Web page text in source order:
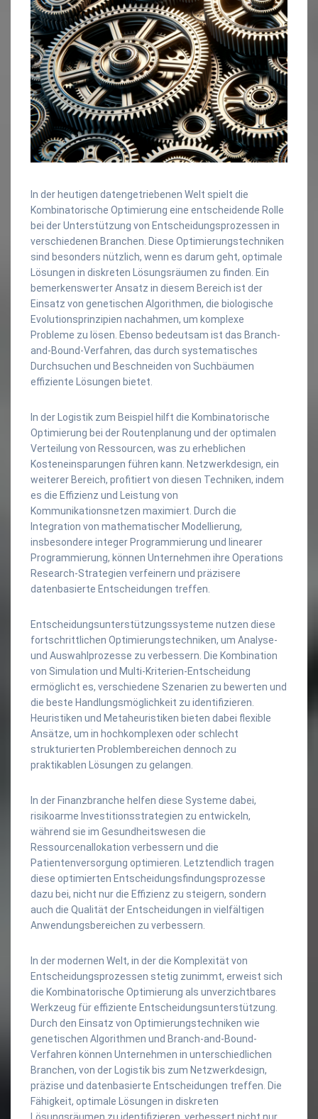
In der heutigen datengetriebenen Welt spielt die
Kombinatorische Optimierung eine entscheidende Rolle
bei der Unterstützung von Entscheidungsprozessen in
verschiedenen Branchen. Diese Optimierungstechniken
sind besonders nützlich, wenn es darum geht, optimale
Lösungen in diskreten Lösungsräumen zu finden. Ein
bemerkenswerter Ansatz in diesem Bereich ist der
Einsatz von genetischen Algorithmen, die biologische
Evolutionsprinzipien nachahmen, um komplexe
Probleme zu lösen. Ebenso bedeutsam ist das Branch-
and-Bound-Verfahren, das durch systematisches
Durchsuchen und Beschneiden von Suchbäumen
effiziente Lösungen bietet.
In der Logistik zum Beispiel hilft die Kombinatorische
Optimierung bei der Routenplanung und der optimalen
Verteilung von Ressourcen, was zu erheblichen
Kosteneinsparungen führen kann. Netzwerkdesign, ein
weiterer Bereich, profitiert von diesen Techniken, indem
es die Effizienz und Leistung von
Kommunikationsnetzen maximiert. Durch die
Integration von mathematischer Modellierung,
insbesondere integer Programmierung und linearer
Programmierung, können Unternehmen ihre Operations
Research-Strategien verfeinern und präzisere
datenbasierte Entscheidungen treffen.
Entscheidungsunterstützungssysteme nutzen diese
fortschrittlichen Optimierungstechniken, um Analyse-
und Auswahlprozesse zu verbessern. Die Kombination
von Simulation und Multi-Kriterien-Entscheidung
ermöglicht es, verschiedene Szenarien zu bewerten und
die beste Handlungsmöglichkeit zu identifizieren.
Heuristiken und Metaheuristiken bieten dabei flexible
Ansätze, um in hochkomplexen oder schlecht
strukturierten Problembereichen dennoch zu
praktikablen Lösungen zu gelangen.
In der Finanzbranche helfen diese Systeme dabei,
risikoarme Investitionsstrategien zu entwickeln,
während sie im Gesundheitswesen die
Ressourcenallokation verbessern und die
Patientenversorgung optimieren. Letztendlich tragen
diese optimierten Entscheidungsfindungsprozesse
dazu bei, nicht nur die Effizienz zu steigern, sondern
auch die Qualität der Entscheidungen in vielfältigen
Anwendungsbereichen zu verbessern.
In der modernen Welt, in der die Komplexität von
Entscheidungsprozessen stetig zunimmt, erweist sich
die Kombinatorische Optimierung als unverzichtbares
Werkzeug für effiziente Entscheidungsunterstützung.
Durch den Einsatz von Optimierungstechniken wie
genetischen Algorithmen und Branch-and-Bound-
Verfahren können Unternehmen in unterschiedlichen
Branchen, von der Logistik bis zum Netzwerkdesign,
präzise und datenbasierte Entscheidungen treffen. Die
Fähigkeit, optimale Lösungen in diskreten
Lösungsräumen zu identifizieren, verbessert nicht nur